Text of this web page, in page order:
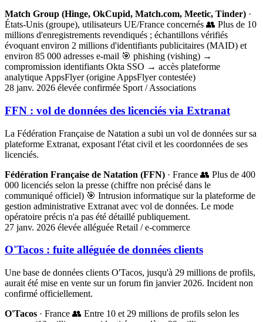
Match Group (Hinge, OkCupid, Match.com, Meetic, Tinder) ·
États-Unis (groupe), utilisateurs UE/France concernés 👥 Plus de 10
millions d'enregistrements revendiqués ; échantillons vérifiés
évoquant environ 2 millions d'identifiants publicitaires (MAID) et
environ 85 000 adresses e-mail 🎯 phishing (vishing) →
compromission identifiants Okta SSO → accès plateforme
analytique AppsFlyer (origine AppsFlyer contestée)
28 janv. 2026 élevée confirmée Sport / Associations
FFN : vol de données des licenciés via Extranat
La Fédération Française de Natation a subi un vol de données sur sa
plateforme Extranat, exposant l'état civil et les coordonnées de ses
licenciés.
Fédération Française de Natation (FFN) · France 👥 Plus de 400
000 licenciés selon la presse (chiffre non précisé dans le
communiqué officiel) 🎯 Intrusion informatique sur la plateforme de
gestion administrative Extranat avec vol de données. Le mode
opératoire précis n'a pas été détaillé publiquement.
27 janv. 2026 élevée alléguée Retail / e-commerce
O'Tacos : fuite alléguée de données clients
Une base de données clients O'Tacos, jusqu'à 29 millions de profils,
aurait été mise en vente sur un forum fin janvier 2026. Incident non
confirmé officiellement.
O'Tacos · France 👥 Entre 10 et 29 millions de profils selon les